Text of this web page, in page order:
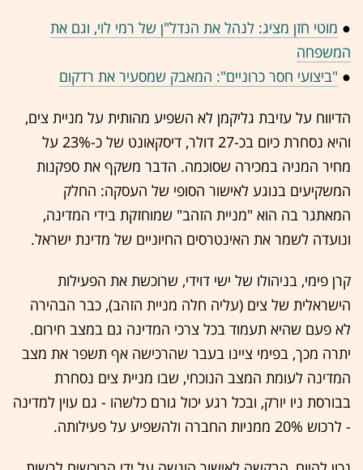
● מוטי חזן מציג: לנהל את הנדל"ן של רמי לוי, וגם את
המשפחה
● "ביצועי חסר כרוניים": המאבק שמסעיר את רדקום
הדיווח על עזיבת גליקמן לא השפיע מהותית על מניית צים,
והיא נסחרת כיום בכ-27 דולר, דיסקאונט של כ-23% על
מחיר המניה במכירה שסוכמה. הדבר משקף את ספקנות
המשקיעים בנוגע לאישור הסופי של העסקה: החלק
המאתגר בה הוא "מניית הזהב" שמוחזקת בידי המדינה,
ונועדה לשמר את האינטרסים החיוניים של מדינת ישראל.
קרן פימי, בניהולו של ישי דוידי, שרוכשת את הפעילות
הישראלית של צים (עליה חלה מניית הזהב), כבר הבהירה
לא פעם שהיא תעמוד בכל צרכי המדינה גם במצב חירום.
יתרה מכך, בפימי ציינו בעבר שהרכישה אף תשפר את מצב
המדינה לעומת המצב הנוכחי, שבו מניית צים נסחרת
בבורסת ניו יורק, ובכל רגע יכול גורם כלשהו - גם עוין למדינה
- לרכוש 20% ממניות החברה ולהשפיע על פעילותה.